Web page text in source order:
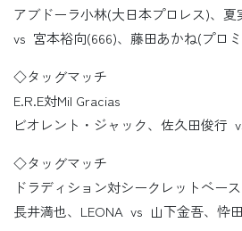
アブドーラ小林(大日本プロレス)、
vs 宮本裕向(666)、藤田あかね(プロ
◇タッグマッチ
E.R.E対Mil Gracias
ビオレント・ジャック、佐久田俊行
◇タッグマッチ
ドラディション対シークレットベース
長井満也、LEONA vs 山下金吾、忰